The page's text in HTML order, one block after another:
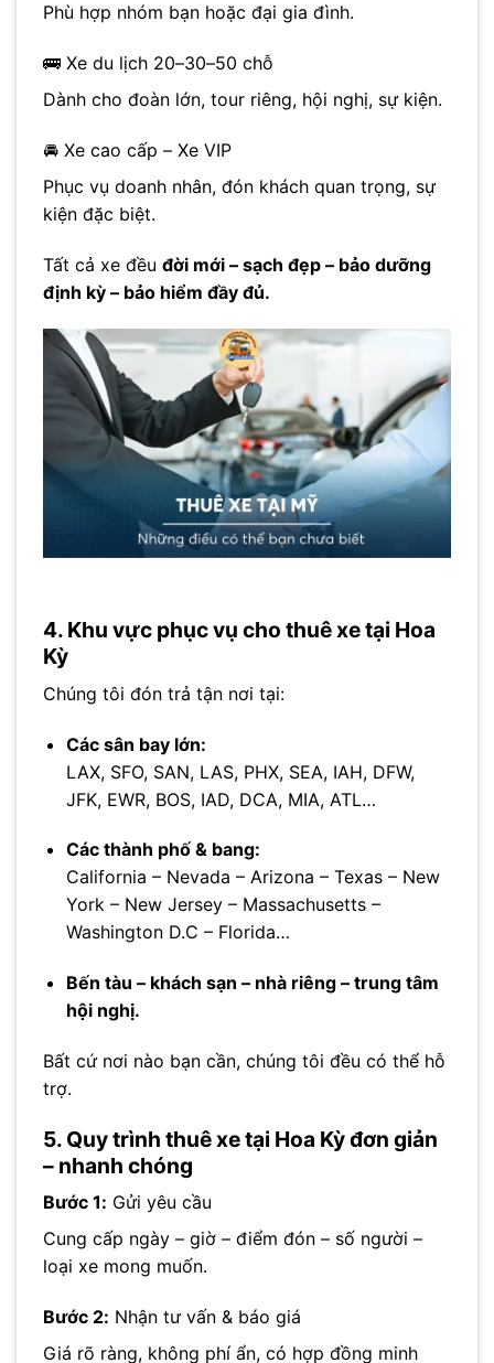
Phù hợp nhóm bạn hoặc đại gia đình.
🚌 Xe du lịch 20–30–50 chỗ
Dành cho đoàn lớn, tour riêng, hội nghị, sự kiện.
🚘 Xe cao cấp – Xe VIP
Phục vụ doanh nhân, đón khách quan trọng, sự
kiện đặc biệt.
Tất cả xe đều đời mới – sạch đẹp – bảo dưỡng
định kỳ – bảo hiểm đầy đủ.
4. Khu vực phục vụ cho thuê xe tại Hoa
Kỳ
Chúng tôi đón trả tận nơi tại:
Các sân bay lớn:
LAX, SFO, SAN, LAS, PHX, SEA, IAH, DFW,
JFK, EWR, BOS, IAD, DCA, MIA, ATL…
Các thành phố & bang:
California – Nevada – Arizona – Texas – New
York – New Jersey – Massachusetts –
Washington D.C – Florida…
Bến tàu – khách sạn – nhà riêng – trung tâm
hội nghị.
Bất cứ nơi nào bạn cần, chúng tôi đều có thể hỗ
trợ.
5. Quy trình thuê xe tại Hoa Kỳ đơn giản
– nhanh chóng
Bước 1: Gửi yêu cầu
Cung cấp ngày – giờ – điểm đón – số người –
loại xe mong muốn.
Bước 2: Nhận tư vấn & báo giá
Giá rõ ràng, không phí ẩn, có hợp đồng minh